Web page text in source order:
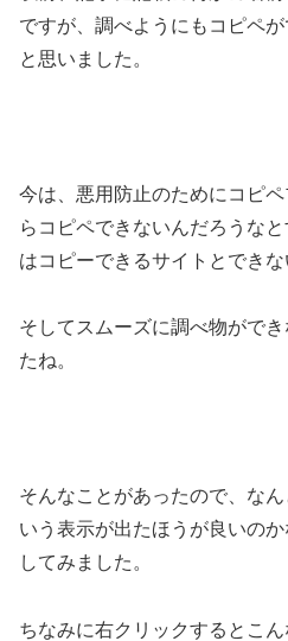
ですが、調べようにもコピペが
と思いました。
今は、悪用防止のためにコピ
らコピペできないんだろうな
はコピーできるサイトとできな
そしてスムーズに調べ物がで
たね。
そんなことがあったので、な
いう表示が出たほうが良いの
してみました。
ちなみに右クリックするとこ